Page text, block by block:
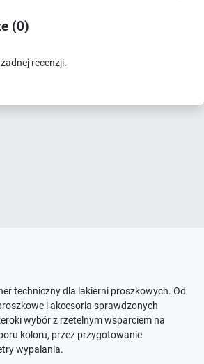
(0)
recenzji.
techniczny dla lakierni proszkowych. Od
i akcesoria sprawdzonych
wybór z rzetelnym wsparciem na
koloru, przez przygotowanie
wypalania.